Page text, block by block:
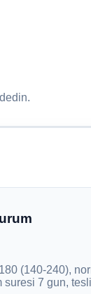
(140-240),
suresi 7 gun,